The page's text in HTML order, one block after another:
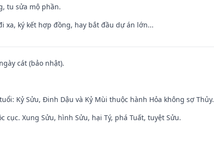
tu sửa mộ phần.
xa, ký kết hợp đồng, hay bắt đầu dự án lớn...
cát (bảo nhật).
Kỷ Sửu, Đinh Dậu và Kỷ Mùi thuộc hành Hỏa không sợ Thủy.
Xung Sửu, hình Sửu, hại Tý, phá Tuất, tuyệt Sửu.